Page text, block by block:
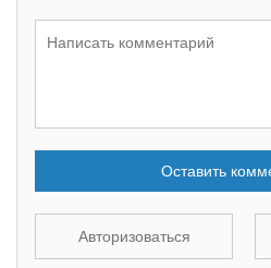
Оставить
Авторизоваться